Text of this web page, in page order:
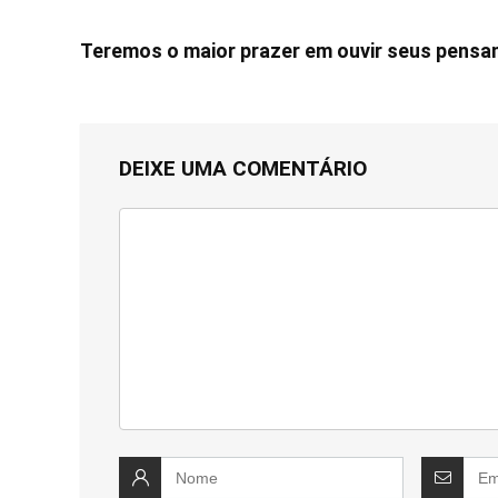
Teremos o maior prazer em ouvir seus
DEIXE UMA COMENTÁRIO